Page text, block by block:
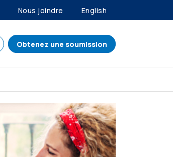
Nous joindre English
Obtenez une soumission